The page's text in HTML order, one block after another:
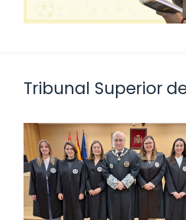
Tribunal Superior